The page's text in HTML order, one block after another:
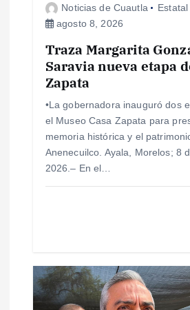
s
Noticias de Cuautla
Estatal
agosto 8, 2026
Traza Margarita
Saravia nueva etapa
Zapata
•La gobernadora inauguró dos
el Museo Casa Zapata para
memoria histórica y el
Anenecuilco. Ayala, Morelos; 8
2026.– En el…